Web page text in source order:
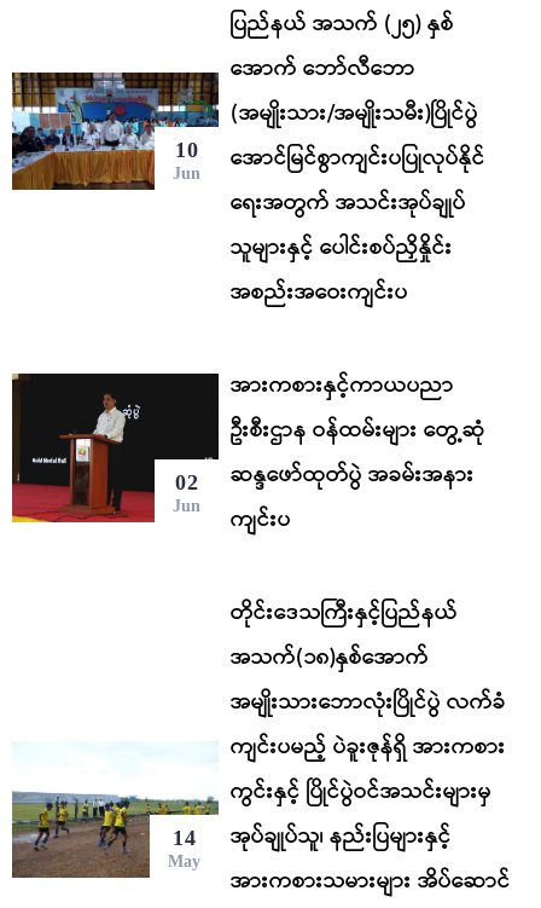
10
Jun
ပြည်နယ် အသက် (၂၅) နှစ်
အောက် ဘော်လီဘော
(အမျိုးသား/အမျိုးသမီး)ပြိုင်ပွဲ
အောင်မြင်စွာကျင်းပပြုလုပ်နိုင်
ရေးအတွက် အသင်းအုပ်ချုပ်
သူများနှင့် ပေါင်းစပ်ညှိနှိုင်း
အစည်းအဝေးကျင်းပ
02
Jun
အားကစားနှင့်ကာယပညာ
ဦးစီးဌာန ဝန်ထမ်းများ တွေ့ဆုံ
ဆန္ဒဖော်ထုတ်ပွဲ အခမ်းအနား
ကျင်းပ
14
May
တိုင်းဒေသကြီးနှင့်ပြည်နယ်
အသက်(၁၈)နှစ်အောက်
အမျိုးသားဘောလုံးပြိုင်ပွဲ လက်ခံ
ကျင်းပမည့် ပဲခူးဇုန်ရှိ အားကစား
ကွင်းနှင့် ပြိုင်ပွဲဝင်အသင်းများမှ
အုပ်ချုပ်သူ၊ နည်းပြများနှင့်
အားကစားသမားများ အိပ်ဆောင်